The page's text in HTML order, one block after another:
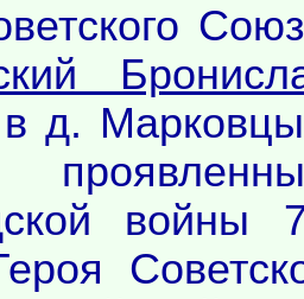
д.
войны